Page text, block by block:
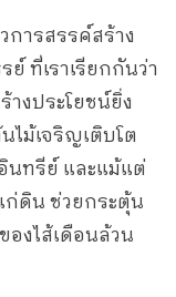
การสรรค์สร้าง
ที่เราเรียกกันว่า
างประโยชน์ยิ่ง
ม้เจริญเติบโต
ทรีย์ และแม้แต่
ก่ดิน ช่วยกระตุ้น
องไส้เดือนล้วน